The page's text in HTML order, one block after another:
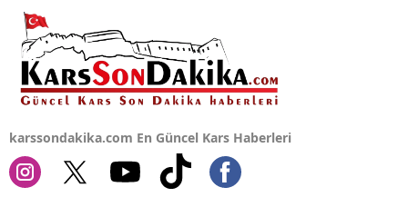
karssondakika.com En Güncel Kars Haberleri